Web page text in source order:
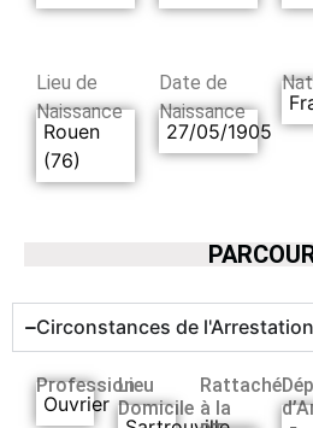
Lieu de
Naissance
Rouen
(76)
Date de
Naissance
27/05/1905
Circonstances de l'Arrestation
Profession
Ouvrier
Lieu
Domicile
Rattaché
à la